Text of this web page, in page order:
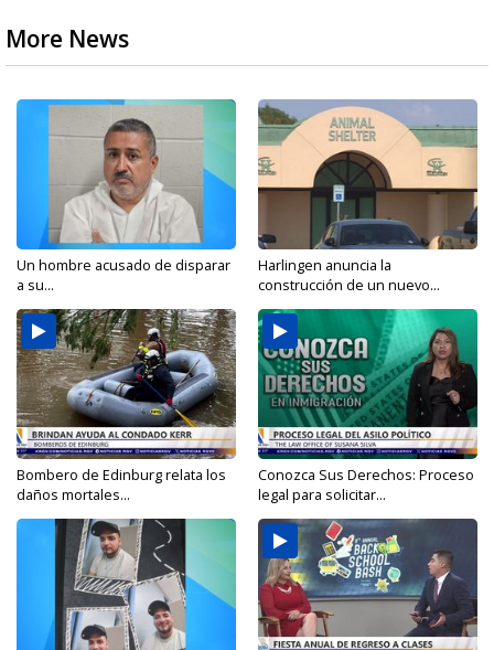
More News
Un hombre acusado de disparar
a su...
Harlingen anuncia la
construcción de un nuevo...
Bombero de Edinburg relata los
daños mortales...
Conozca Sus Derechos: Proceso
legal para solicitar...